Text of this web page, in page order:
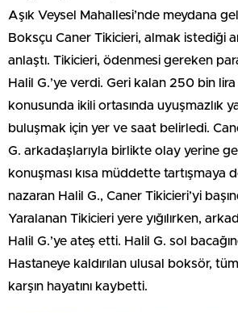
Aşık Veysel Mahallesi’nde meydana
Boksçu Caner Tikicieri, almak istediği
anlaştı. Tikicieri, ödenmesi gereken
Halil G.’ye verdi. Geri kalan 250 bin
konusunda ikili ortasında uyuşmazlık
buluşmak için yer ve saat belirledi.
G. arkadaşlarıyla birlikte olay yerine
konuşması kısa müddette tartışmaya
nazaran Halil G., Caner Tikicieri’yi
Yaralanan Tikicieri yere yığılırken,
Halil G.’ye ateş etti. Halil G. sol
Hastaneye kaldırılan ulusal boksör,
karşın hayatını kaybetti.